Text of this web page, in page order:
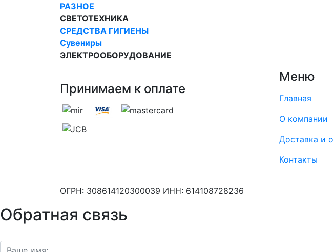
РАЗНОЕ
СВЕТОТЕХНИКА
СРЕДСТВА ГИГИЕНЫ
Сувениры
ЭЛЕКТРООБОРУДОВАНИЕ
Принимаем к оплате
Меню
Главная
О компании
Доставка и
Контакты
ОГРН: 308614120300039 ИНН: 614108728236
Обратная связь